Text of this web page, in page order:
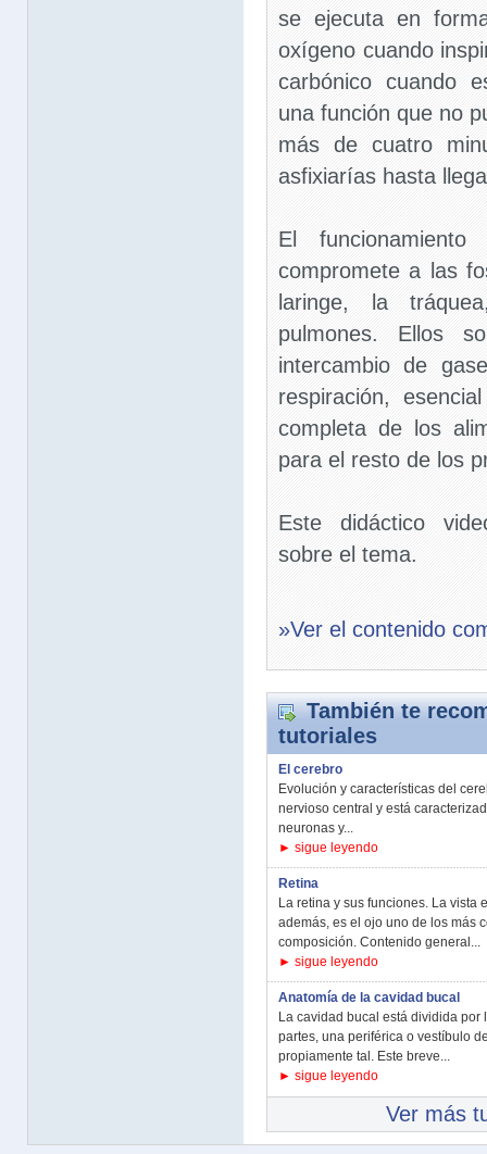
se ejecuta en
oxígeno cuando
carbónico cuando
una función que no
más de cuatro
asfixiarías hasta
El
compromete a las
laringe, la
pulmones. Ellos
intercambio de
respiración,
completa de los
para el resto de los
Este didáctico
sobre el tema.
»Ver el contenido
También te
tutoriales
El cerebro
Evolución y características del
nervioso central y está
neuronas y...
► sigue leyendo
Retina
La retina y sus funciones. La vista
además, es el ojo uno de los más
composición. Contenido general...
► sigue leyendo
Anatomía de la cavidad bucal
La cavidad bucal está dividida
partes, una periférica o vestíbulo
propiamente tal. Este breve...
► sigue leyendo
Ver más